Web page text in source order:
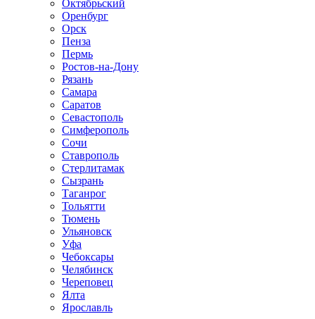
Октябрьский
Оренбург
Орск
Пенза
Пермь
Ростов-на-Дону
Рязань
Самара
Саратов
Севастополь
Симферополь
Сочи
Ставрополь
Стерлитамак
Сызрань
Таганрог
Тольятти
Тюмень
Ульяновск
Уфа
Чебоксары
Челябинск
Череповец
Ялта
Ярославль